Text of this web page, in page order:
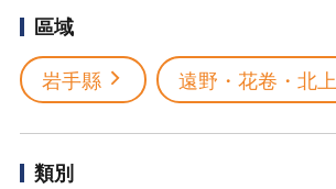
區域
岩手縣
遠野・花卷・北上
類別